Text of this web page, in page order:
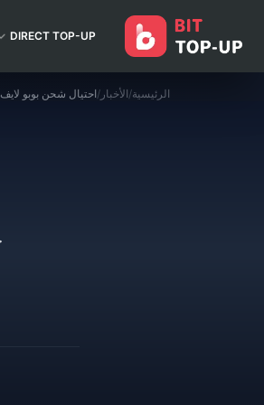
DIRECT TOP-UP
الرئيسية/الأخبار /احتيال شحن بوبو لايف 2026: دليل حماية عملاتك